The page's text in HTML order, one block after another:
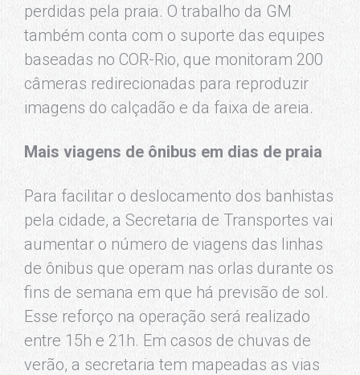
perdidas pela praia. O trabalho da GM
também conta com o suporte das equipes
baseadas no COR-Rio, que monitoram 200
câmeras redirecionadas para reproduzir
imagens do calçadão e da faixa de areia.
Mais viagens de ônibus em dias de praia
Para facilitar o deslocamento dos banhistas
pela cidade, a Secretaria de Transportes vai
aumentar o número de viagens das linhas
de ônibus que operam nas orlas durante os
fins de semana em que há previsão de sol.
Esse reforço na operação será realizado
entre 15h e 21h. Em casos de chuvas de
verão, a secretaria tem mapeadas as vias